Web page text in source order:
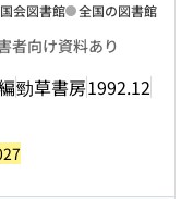
者向け資料あり
勁草書房1992.12
会図書館 全国の図書館